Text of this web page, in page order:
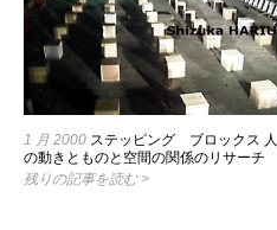
1 月 2000 ステッピング ブロックス 人
の動きとものと空間の関係のリサーチ
残りの記事を読む >